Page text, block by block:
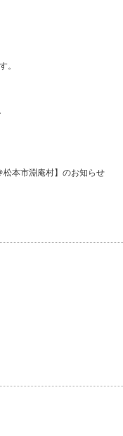
。
本市淵庵村】のお知らせ